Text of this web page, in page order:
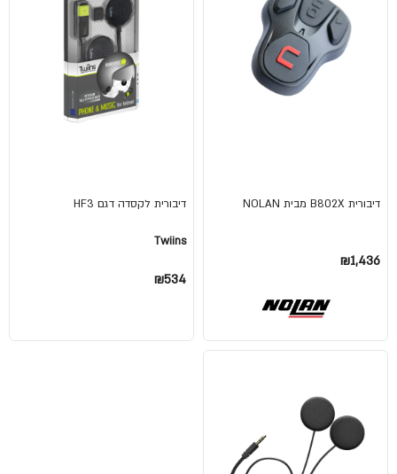
דיבורית B802X מבית NOLAN
₪1,436
דיבורית לקסדה דגם HF3
Twiins
₪534